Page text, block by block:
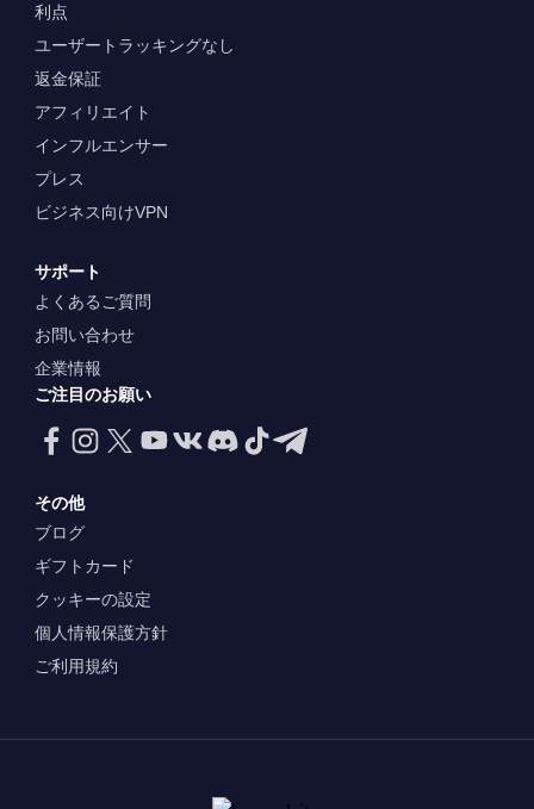
利点
ユーザートラッキングなし
返金保証
アフィリエイト
インフルエンサー
プレス
ビジネス向けVPN
サポート
よくあるご質問
お問い合わせ
企業情報
ご注目のお願い
その他
ブログ
ギフトカード
クッキーの設定
個人情報保護方針
ご利用規約